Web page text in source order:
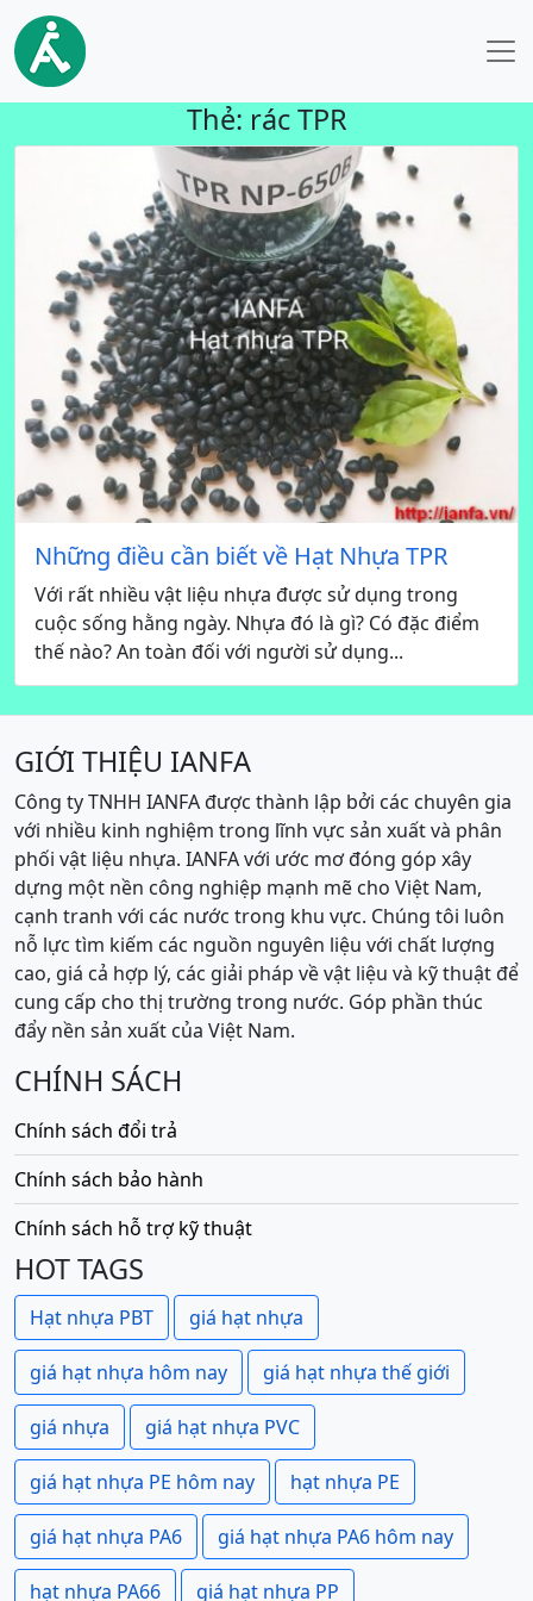
Thẻ: rác TPR
Những điều cần biết về Hạt Nhựa TPR
Với rất nhiều vật liệu nhựa được sử dụng trong
cuộc sống hằng ngày. Nhựa đó là gì? Có đặc điểm
thế nào? An toàn đối với người sử dụng...
GIỚI THIỆU IANFA
Công ty TNHH IANFA được thành lập bởi các chuyên gia
với nhiều kinh nghiệm trong lĩnh vực sản xuất và phân
phối vật liệu nhựa. IANFA với ước mơ đóng góp xây
dựng một nền công nghiệp mạnh mẽ cho Việt Nam,
cạnh tranh với các nước trong khu vực. Chúng tôi luôn
nỗ lực tìm kiếm các nguồn nguyên liệu với chất lượng
cao, giá cả hợp lý, các giải pháp về vật liệu và kỹ thuật để
cung cấp cho thị trường trong nước. Góp phần thúc
đẩy nền sản xuất của Việt Nam.
CHÍNH SÁCH
Chính sách đổi trả
Chính sách bảo hành
Chính sách hỗ trợ kỹ thuật
HOT TAGS
Hạt nhựa PBT giá hạt nhựa
giá hạt nhựa hôm nay giá hạt nhựa thế giới
giá nhựa giá hạt nhựa PVC
giá hạt nhựa PE hôm nay hạt nhựa PE
giá hạt nhựa PA6 giá hạt nhựa PA6 hôm nay
hạt nhựa PA66 giá hạt nhựa PP